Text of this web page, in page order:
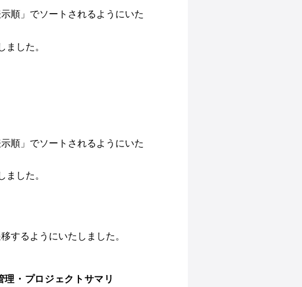
順」でソートされるようにいた
した。
順」でソートされるようにいた
した。
するようにいたしました。
・プロジェクトサマリ